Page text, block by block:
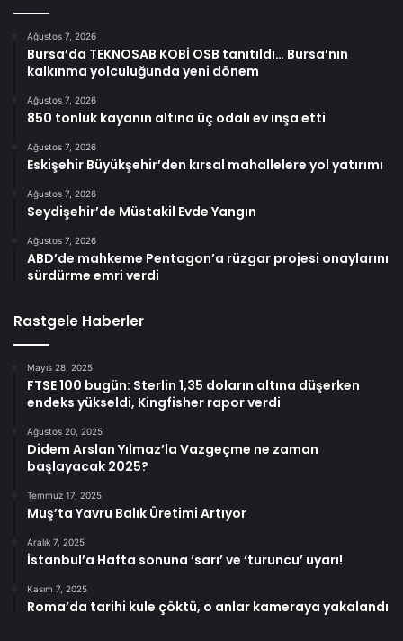
Ağustos 7, 2026
Bursa’da TEKNOSAB KOBİ OSB tanıtıldı… Bursa’nın
kalkınma yolculuğunda yeni dönem
Ağustos 7, 2026
850 tonluk kayanın altına üç odalı ev inşa etti
Ağustos 7, 2026
Eskişehir Büyükşehir’den kırsal mahallelere yol yatırımı
Ağustos 7, 2026
Seydişehir’de Müstakil Evde Yangın
Ağustos 7, 2026
ABD’de mahkeme Pentagon’a rüzgar projesi onaylarını
sürdürme emri verdi
Rastgele Haberler
Mayıs 28, 2025
FTSE 100 bugün: Sterlin 1,35 doların altına düşerken
endeks yükseldi, Kingfisher rapor verdi
Ağustos 20, 2025
Didem Arslan Yılmaz’la Vazgeçme ne zaman
başlayacak 2025?
Temmuz 17, 2025
Muş’ta Yavru Balık Üretimi Artıyor
Aralık 7, 2025
İstanbul’a Hafta sonuna ‘sarı’ ve ‘turuncu’ uyarı!
Kasım 7, 2025
Roma’da tarihi kule çöktü, o anlar kameraya yakalandı